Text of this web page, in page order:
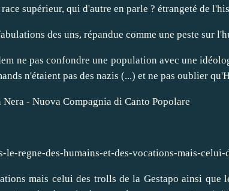
supérieur, qui d'autre en parle ? étrangeté de
des uns, répandue comme une peste sur
ne pas confondre une population avec une
n'étaient pas des nazis (...) et ne pas oublier
- Nuova Compagnia di Canto Popolare
regne-des-humains-et-des-vocations-mais-
mais celui des trolls de la Gestapo ainsi